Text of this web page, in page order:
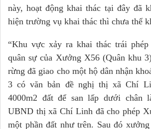
này, hoạt động khai thác tại đây đã
hiện trường vụ khai thác thì chưa thể
“Khu vực xảy ra khai thác trái
quân sự của Xưởng X56 (Quân khu
rừng đã giao cho một hộ dân nhận
3 có văn bản đề nghị thị xã Chí
4000m2 đất để san lấp dưới chân
UBND thị xã Chí Linh đã cho phép
một phần đất như trên. Sau đó